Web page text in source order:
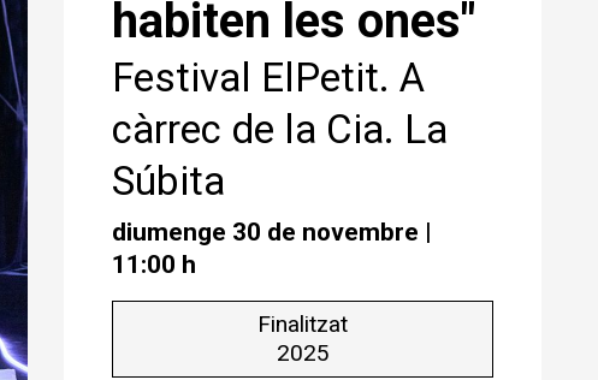
habiten les ones"
Festival ElPetit. A
càrrec de la Cia. La
Súbita
diumenge 30 de novembre |
11:00 h
Finalitzat
2025